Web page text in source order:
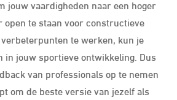
jouw vaardigheden naar een hoger
open te staan voor constructieve
te werken, kun je
in jouw sportieve ontwikkeling. Dus
van professionals op te nemen
om de beste versie van jezelf als